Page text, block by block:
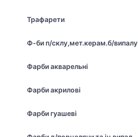
Трафарети
Ф-би п/склу,мет.керам.б/випалу
Фарби акварельні
Фарби акрилові
Фарби гуашеві